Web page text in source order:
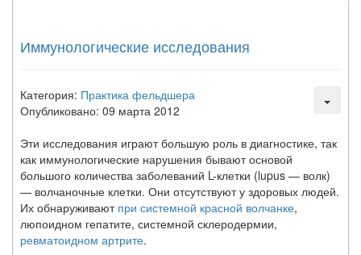
Иммунологические исследования
Категория: Практика фельдшера
Опубликовано: 09 марта 2012
Эти исследования играют большую роль в диагностике, так
как иммунологические нарушения бывают основой
большого количества заболеваний L-клетки (lupus — волк)
— волчаночные клетки. Они отсутствуют у здоро­вых людей.
Их обнаруживают при системной красной волчанке,
люпоидном гепатите, системной склеродермии,
ревматоидном артрите.